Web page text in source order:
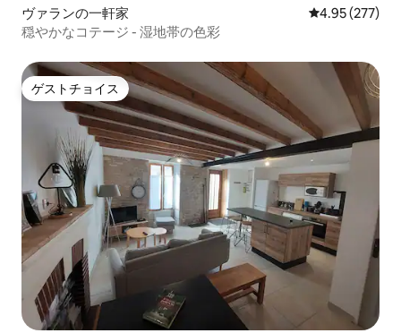
ヴァランの一軒家 レビュー277
4.95 (277)
穏やかなコテージ - 湿地帯の色彩
ゲストチョイス
ゲストチョイス